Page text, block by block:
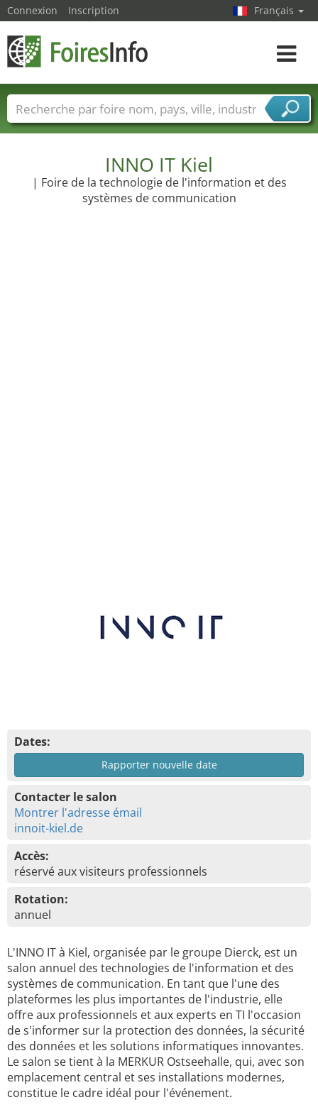
INNO IT Kiel
| Foire de la technologie de l'information et des
systèmes de communication
Dates:
Rapporter nouvelle date
Contacter le salon
Montrer l'adresse émail
innoit-kiel.de
Accès:
réservé aux visiteurs professionnels
Rotation:
annuel
L'INNO IT à Kiel, organisée par le groupe Dierck, est un
salon annuel des technologies de l'information et des
systèmes de communication. En tant que l'une des
plateformes les plus importantes de l'industrie, elle
offre aux professionnels et aux experts en TI l'occasion
de s'informer sur la protection des données, la sécurité
des données et les solutions informatiques innovantes.
Le salon se tient à la MERKUR Ostseehalle, qui, avec son
emplacement central et ses installations modernes,
constitue le cadre idéal pour l'événement.
Connexion Inscription Français
Toggle
Foire noms Pays Villes
Secteurs de foire